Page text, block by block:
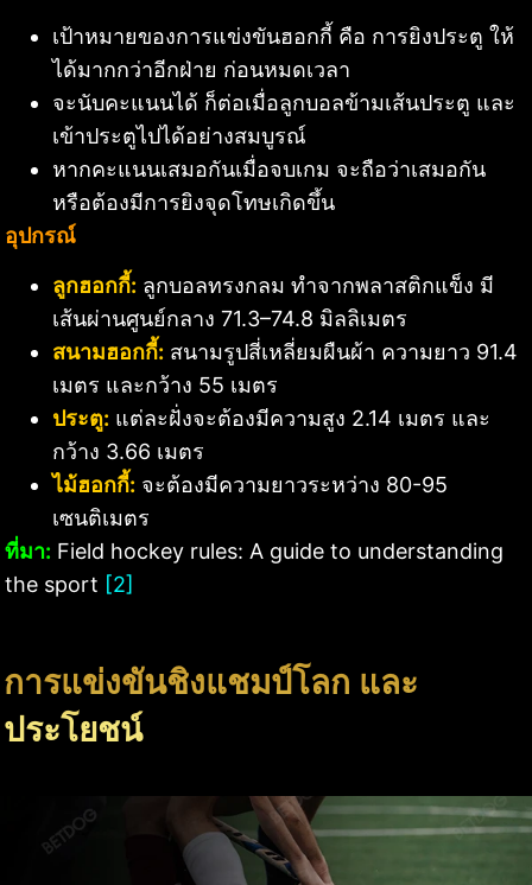
เป้าหมายของการแข่งขันฮอกกี้ คือ การยิงประตู ให้
ได้มากกว่าอีกฝ่าย ก่อนหมดเวลา
จะนับคะแนนได้ ก็ต่อเมื่อลูกบอลข้ามเส้นประตู และ
เข้าประตูไปได้อย่างสมบูรณ์
หากคะแนนเสมอกันเมื่อจบเกม จะถือว่าเสมอกัน
หรือต้องมีการยิงจุดโทษเกิดขึ้น
อุปกรณ์
ลูกฮอกกี้: ลูกบอลทรงกลม ทำจากพลาสติกแข็ง มี
เส้นผ่านศูนย์กลาง 71.3–74.8 มิลลิเมตร
สนามฮอกกี้: สนามรูปสี่เหลี่ยมผืนผ้า ความยาว 91.4
เมตร และกว้าง 55 เมตร
ประตู: แต่ละฝั่งจะต้องมีความสูง 2.14 เมตร และ
กว้าง 3.66 เมตร
ไม้ฮอกกี้: จะต้องมีความยาวระหว่าง 80-95
เซนติเมตร
ที่มา: Field hockey rules: A guide to understanding
the sport [2]
การแข่งขันชิงแชมป์โลก และ
ประโยชน์